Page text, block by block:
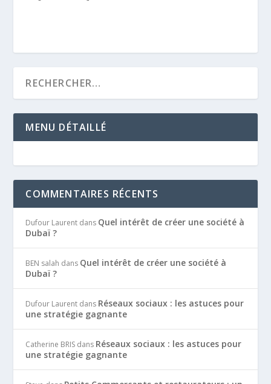
MENU DÉTAILLÉ
COMMENTAIRES RÉCENTS
Dufour Laurent dans Quel intérêt de créer une société à
Dubaï ?
BEN salah dans Quel intérêt de créer une société à
Dubaï ?
Dufour Laurent dans Réseaux sociaux : les astuces pour
une stratégie gagnante
Catherine BRIS dans Réseaux sociaux : les astuces pour
une stratégie gagnante